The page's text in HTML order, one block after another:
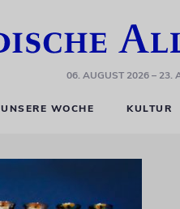
06. AUGUST 2026– 23.
UNSERE WOCHE KULTUR